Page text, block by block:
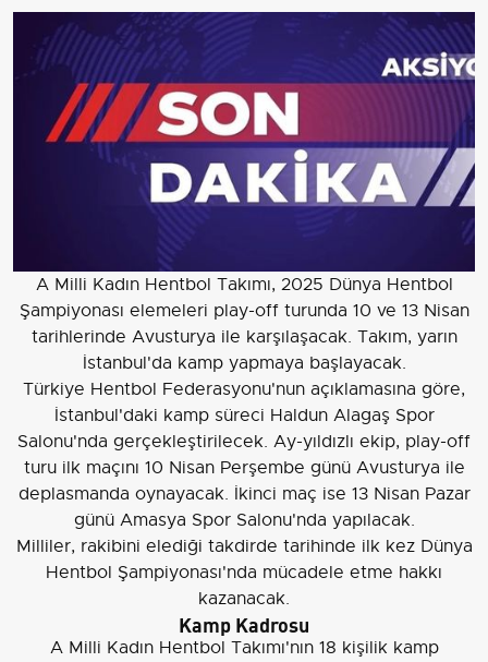
A Milli Kadın Hentbol Takımı, 2025 Dünya Hentbol
Şampiyonası elemeleri play-off turunda 10 ve 13 Nisan
tarihlerinde Avusturya ile karşılaşacak. Takım, yarın
İstanbul'da kamp yapmaya başlayacak.
Türkiye Hentbol Federasyonu'nun açıklamasına göre,
İstanbul'daki kamp süreci Haldun Alagaş Spor
Salonu'nda gerçekleştirilecek. Ay-yıldızlı ekip, play-off
turu ilk maçını 10 Nisan Perşembe günü Avusturya ile
deplasmanda oynayacak. İkinci maç ise 13 Nisan Pazar
günü Amasya Spor Salonu'nda yapılacak.
Milliler, rakibini elediği takdirde tarihinde ilk kez Dünya
Hentbol Şampiyonası'nda mücadele etme hakkı
kazanacak.
Kamp Kadrosu
A Milli Kadın Hentbol Takımı'nın 18 kişilik kamp